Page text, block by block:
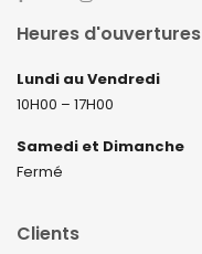
Heures d'ouvertures
Lundi au Vendredi
10H00 – 17H00
Samedi et Dimanche
Fermé
Clients